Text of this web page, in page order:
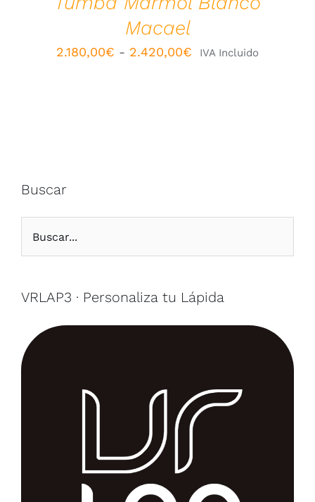
EN
LA
PÁGINA
DE
Macael
2.180,00€ - 2.420,00€ Rango
IVA Incluido
Buscar
VRLAP3 · Personaliza tu Lápida